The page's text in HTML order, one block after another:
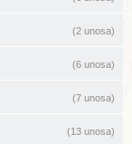
(2 unosa)
(6 unosa)
(7 unosa)
(13 unosa)